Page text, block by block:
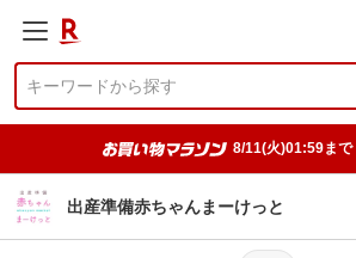
8/11(火)01:59まで
出産準備赤ちゃんまーけっと